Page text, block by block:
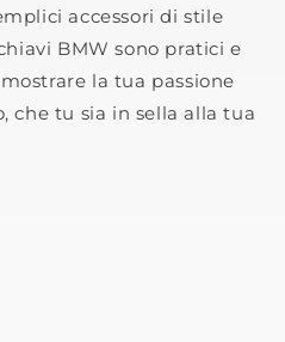
accessori di stile
BMW sono pratici e
la tua passione
che tu sia in sella alla tua